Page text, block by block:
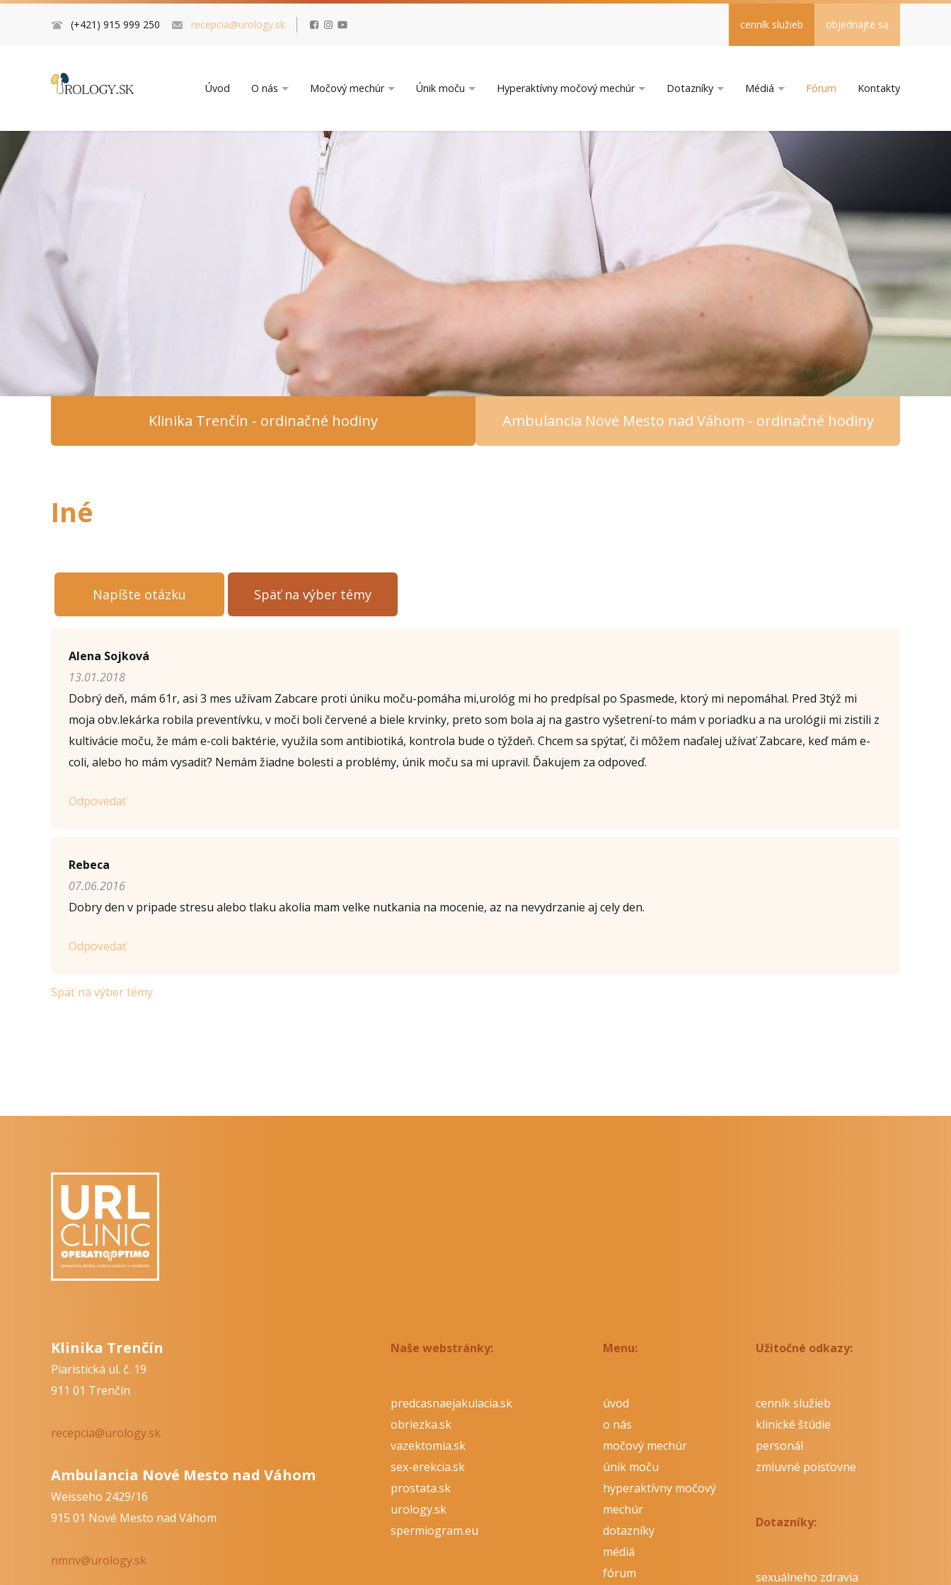
(+421) 915 999 250 recepcia@urology.sk cenník služieb objednajte sa
Úvod O nás Močový mechúr Únik moču Hyperaktívny močový mechúr Dotazníky Médiá Fórum Kontakty
Klinika Trenčín - ordinačné hodiny Ambulancia Nové Mesto nad Váhom - ordinačné hodiny
Iné
Napíšte otázku Späť na výber témy
Napíšte otázku
Meno (* )
Komentár (*)
Alena Sojková
13.01.2018
Dobrý deň, mám 61r, asi 3 mes užívam Zabcare proti úniku moču-pomáha mi,urológ mi ho predpísal po Spasmede, ktorý mi nepomáhal. Pred 3týž mi
moja obv.lekárka robila preventívku, v moči boli červené a biele krvinky, preto som bola aj na gastro vyšetrení-to mám v poriadku a na urológii mi zistili z
kultivácie moču, že mám e-coli baktérie, využila som antibiotiká, kontrola bude o týždeň. Chcem sa spýtať, či môžem naďalej užívať Zabcare, keď mám e-
coli, alebo ho mám vysadiť? Nemám žiadne bolesti a problémy, únik moču sa mi upravil. Ďakujem za odpoveď.
Odpovedať
Rebeca
07.06.2016
Dobry den v pripade stresu alebo tlaku akolia mam velke nutkania na mocenie, az na nevydrzanie aj cely den.
Odpovedať
Späť na výber témy
Klinika Trenčín
Piaristická ul. č. 19
911 01 Trenčín
recepcia@urology.sk
Ambulancia Nové Mesto nad Váhom
Weisseho 2429/16
915 01 Nové Mesto nad Váhom
nmnv@urology.sk
Naše webstránky:
predcasnaejakulacia.sk
obriezka.sk
vazektomia.sk
sex-erekcia.sk
prostata.sk
urology.sk
spermiogram.eu
Menu:
úvod
o nás
močový mechúr
únik moču
hyperaktívny močový
mechúr
dotazníky
médiá
fórum
Užitočné odkazy:
cenník služieb
klinické štúdie
personál
zmluvné poisťovne
Dotazníky:
sexuálneho zdravia